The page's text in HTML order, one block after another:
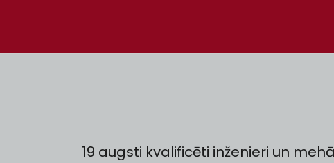
19 augsti kvalificēti inženieri un